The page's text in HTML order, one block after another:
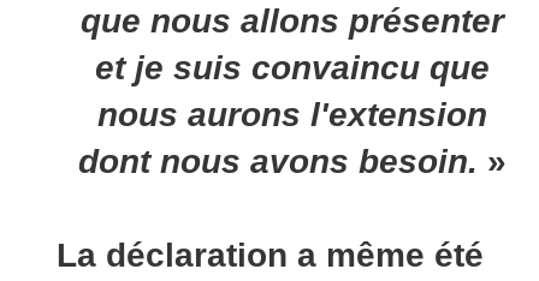
que nous allons présenter
et je suis convaincu que
nous aurons l'extension
dont nous avons besoin. »
La déclaration a même été